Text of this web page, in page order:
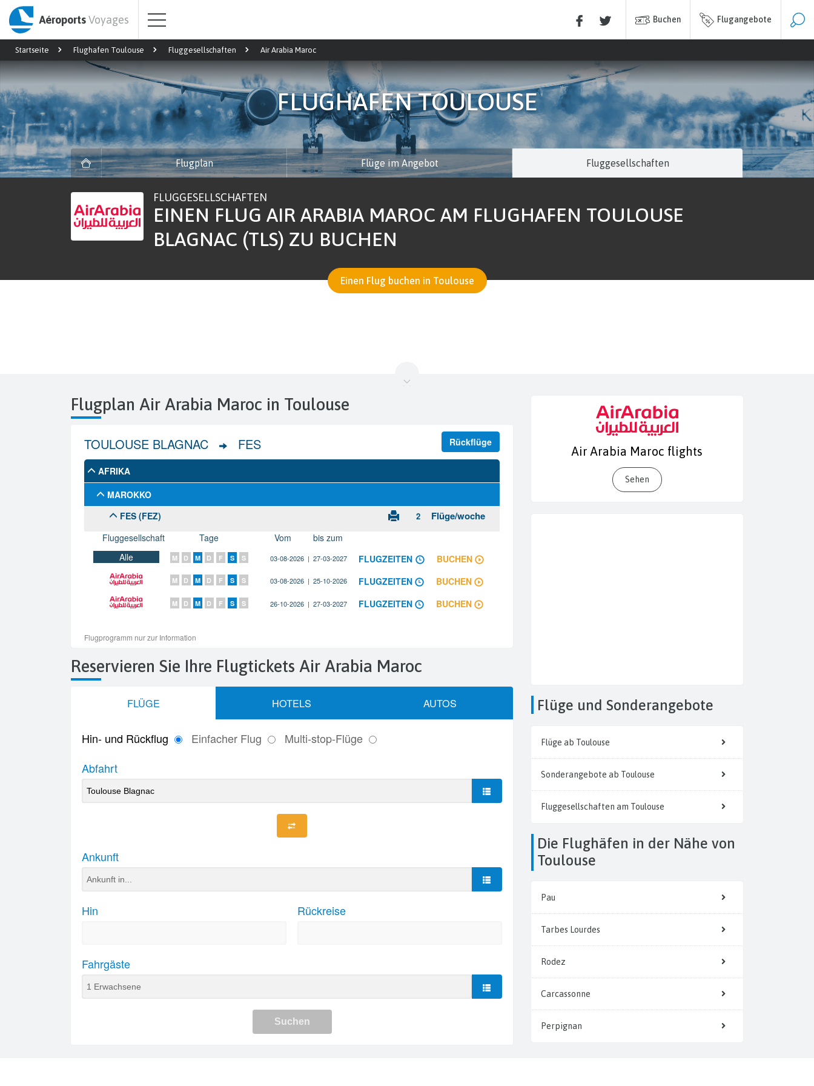
AéroportsVoyages Buchen Flugangebote
Startseite Flughafen Toulouse Fluggesellschaften Air Arabia Maroc
FLUGHAFEN TOULOUSE
Flugplan Flüge im Angebot Fluggesellschaften
FLUGGESELLSCHAFTEN
EINEN FLUG AIR ARABIA MAROC AM FLUGHAFEN TOULOUSE
BLAGNAC (TLS) ZU BUCHEN
Einen Flug buchen in Toulouse
Flugplan Air Arabia Maroc in Toulouse
Reservieren Sie Ihre Flugtickets Air Arabia Maroc
Air Arabia Maroc flights
Sehen
Flüge und Sonderangebote
Flüge ab Toulouse
Sonderangebote ab Toulouse
Fluggesellschaften am Toulouse
Die Flughäfen in der Nähe von
Toulouse
Pau
Tarbes Lourdes
Rodez
Carcassonne
Perpignan